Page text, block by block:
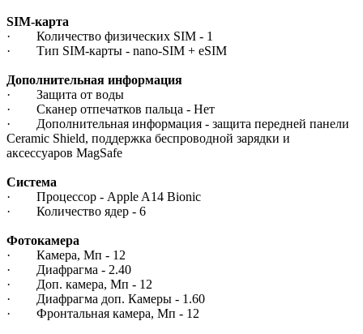
SIM-карта
· Количество физических SIM - 1
· Тип SIM-карты - nano-SIM + eSIM
Дополнительная информация
· Защита от воды
· Сканер отпечатков пальца - Нет
· Дополнительная информация - защита передней панели
Ceramic Shield, поддержка беспроводной зарядки и
аксессуаров MagSafe
Система
· Процессор - Apple A14 Bionic
· Количество ядер - 6
Фотокамера
· Камера, Мп - 12
· Диафрагма - 2.40
· Доп. камера, Мп - 12
· Диафрагма доп. Камеры - 1.60
· Фронтальная камера, Мп - 12